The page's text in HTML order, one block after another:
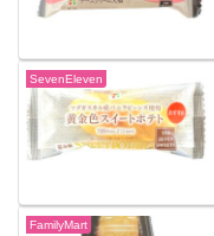
SevenEleven
FamilyMart